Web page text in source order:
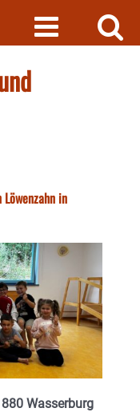
in
Wasserburg